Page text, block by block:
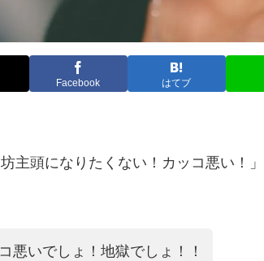
Facebook はてブ
主頭になりたくない！カッコ悪い！
悪いでしょ！地獄でしょ！！